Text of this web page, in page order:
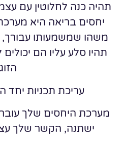
תהיה כנה לחלוטין עם
יחסים בריאה היא
משהו שמשמעותו עבורך,
תהיו סלע עליו הם
עריכת תכניות יחד
מערכת היחסים שלך
ישתנה, הקשר שלך